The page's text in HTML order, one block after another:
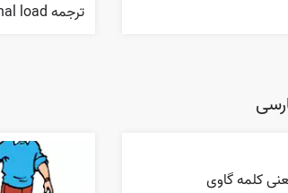
ترجمه functional load
کلمه گاوی